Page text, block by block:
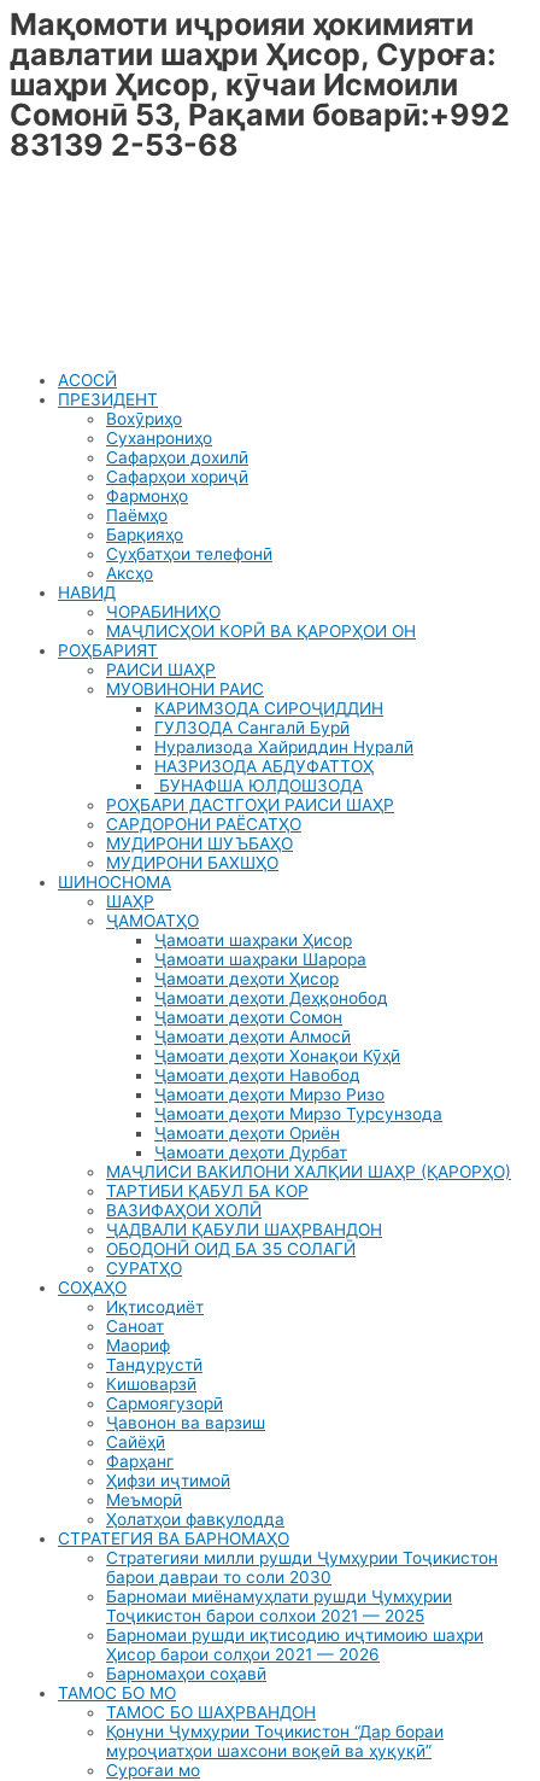
Skip
to
content
Мақомоти иҷроияи ҳокимияти
давлатии шаҳри Ҳисор, Суроға:
шаҳри Ҳисор, кӯчаи Исмоили
Сомонӣ 53, Рақами боварӣ:+992
83139 2-53-68
АСОСӢ
ПРЕЗИДЕНТ
Вохӯриҳо
Суханрониҳо
Сафарҳои дохилӣ
Сафарҳои хориҷӣ
Фармонҳо
Паёмҳо
Барқияҳо
Суҳбатҳои телефонӣ
Аксҳо
НАВИД
ЧОРАБИНИҲО
МАҶЛИСҲОИ КОРӢ ВА ҚАРОРҲОИ ОН
РОҲБАРИЯТ
РАИСИ ШАҲР
МУОВИНОНИ РАИС
КАРИМЗОДА СИРОҶИДДИН
ГУЛЗОДА Сангалӣ Бурӣ
Нурализода Хайриддин Нуралӣ
НАЗРИЗОДА АБДУФАТТОҲ
БУНАФША ЮЛДОШЗОДА
РОҲБАРИ ДАСТГОҲИ РАИСИ ШАҲР
САРДОРОНИ РАЁСАТҲО
МУДИРОНИ ШУЪБАҲО
МУДИРОНИ БАХШҲО
ШИНОСНОМА
ШАҲР
ҶАМОАТҲО
Ҷамоати шаҳраки Ҳисор
Ҷамоати шаҳраки Шарора
Ҷамоати деҳоти Ҳисор
Ҷамоати деҳоти Деҳқонобод
Ҷамоати деҳоти Сомон
Ҷамоати деҳоти Алмосӣ
Ҷамоати деҳоти Хонақои Кӯҳӣ
Ҷамоати деҳоти Навобод
Ҷамоати деҳоти Мирзо Ризо
Ҷамоати деҳоти Мирзо Турсунзода
Ҷамоати деҳоти Ориён
Ҷамоати деҳоти Дурбат
МАҶЛИСИ ВАКИЛОНИ ХАЛҚИИ ШАҲР (ҚАРОРҲО)
ТАРТИБИ ҚАБУЛ БА КОР
ВАЗИФАҲОИ ХОЛӢ
ҶАДВАЛИ ҚАБУЛИ ШАҲРВАНДОН
ОБОДОНӢ ОИД БА 35 СОЛАГӢ
СУРАТҲО
СОҲАҲО
Иқтисодиёт
Саноат
Маориф
Тандурустӣ
Кишоварзӣ
Сармоягузорӣ
Ҷавонон ва варзиш
Сайёҳӣ
Фарҳанг
Ҳифзи иҷтимоӣ
Меъморӣ
Ҳолатҳои фавқулодда
СТРАТЕГИЯ ВА БАРНОМАҲО
Стратегияи милли рушди Ҷумҳурии Тоҷикистон
барои давраи то соли 2030
Барномаи миёнамуҳлати рушди Ҷумҳурии
Тоҷикистон барои солхои 2021 — 2025
Барномаи рушди иқтисодию иҷтимоию шаҳри
Ҳисор барои солҳои 2021 — 2026
Барномаҳои соҳавӣ
ТАМОС БО МО
ТАМОС БО ШАҲРВАНДОН
Қонуни Ҷумҳурии Тоҷикистон “Дар бораи
муроҷиатҳои шахсони воқеӣ ва ҳуқуқӣ”
Суроғаи мо